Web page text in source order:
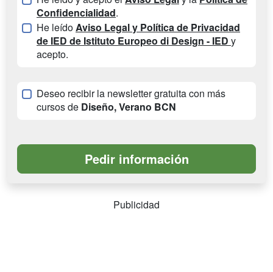
Confidencialidad.
He leídoAviso Legal y Política de Privacidad
de IED de Istituto Europeo di Design - IED y
acepto.
Deseo recibir la newsletter gratuita con más
cursos de Diseño, Verano BCN
Publicidad